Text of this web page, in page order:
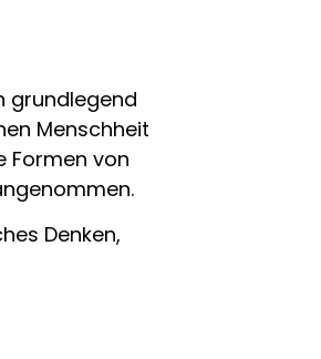
grundlegend
Menschheit
Formen von
Denken,